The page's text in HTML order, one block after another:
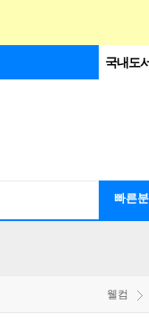
국내도서
빠른
웰컴